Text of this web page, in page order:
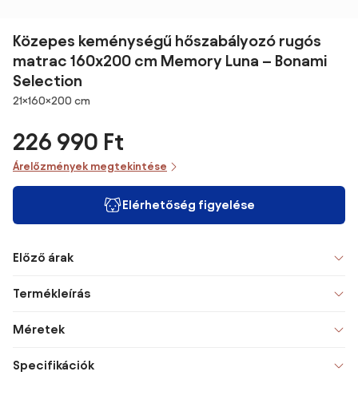
Közepes keménységű hőszabályozó rugós
matrac 160x200 cm Memory Luna – Bonami
Selection
Méretek
21×160×200 cm
226 990 Ft
Árelőzmények megtekintése
Elérhetőség figyelése
Előző árak
Termékleírás
Méretek
Specifikációk